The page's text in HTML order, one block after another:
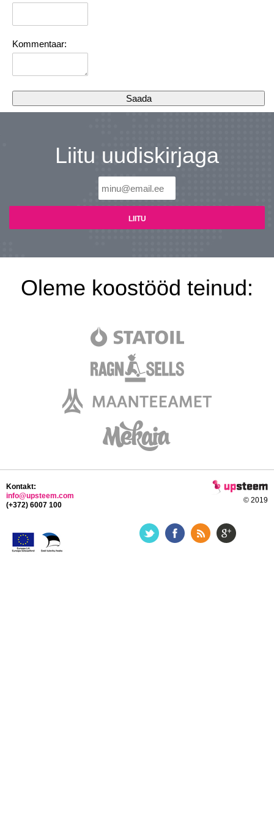
Kommentaar:
Liitu uudiskirjaga
Oleme koostööd teinud:
© 2019
Kontakt:
info@upsteem.com
(+372) 6007 100